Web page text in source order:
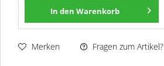
In den Warenkorb
Merken Fragen zum Artikel?